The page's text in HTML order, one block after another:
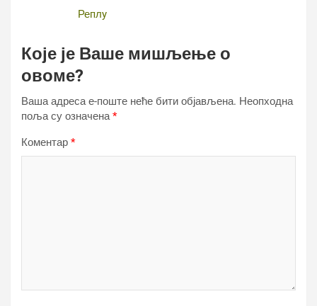
Реплy
Које је Ваше мишљење о
овоме?
Ваша адреса е-поште неће бити објављена. Неопходна
поља су означена*
Коментар *